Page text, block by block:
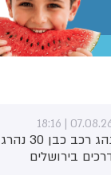
07.08.26 |
נהג רכב
בירושלים